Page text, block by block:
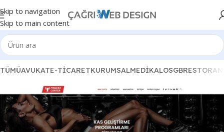
Skip to navigation
Skip to main content
TÜMÜAVUKATE-TICARETKURUMSALMEDIKALOSGBRESTORAN